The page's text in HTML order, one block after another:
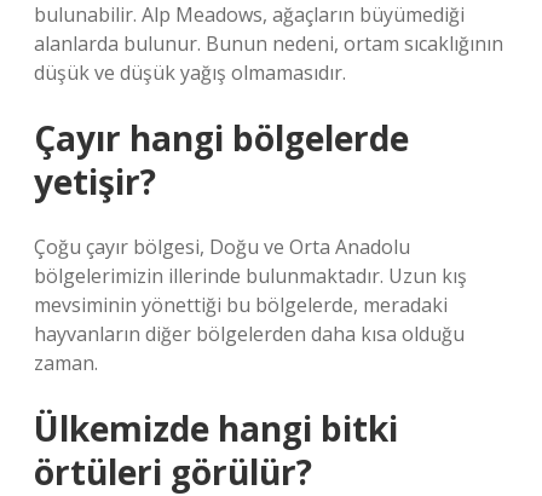
bulunabilir. Alp Meadows, ağaçların büyümediği
alanlarda bulunur. Bunun nedeni, ortam sıcaklığının
düşük ve düşük yağış olmamasıdır.
Çayır hangi bölgelerde
yetişir?
Çoğu çayır bölgesi, Doğu ve Orta Anadolu
bölgelerimizin illerinde bulunmaktadır. Uzun kış
mevsiminin yönettiği bu bölgelerde, meradaki
hayvanların diğer bölgelerden daha kısa olduğu
zaman.
Ülkemizde hangi bitki
örtüleri görülür?